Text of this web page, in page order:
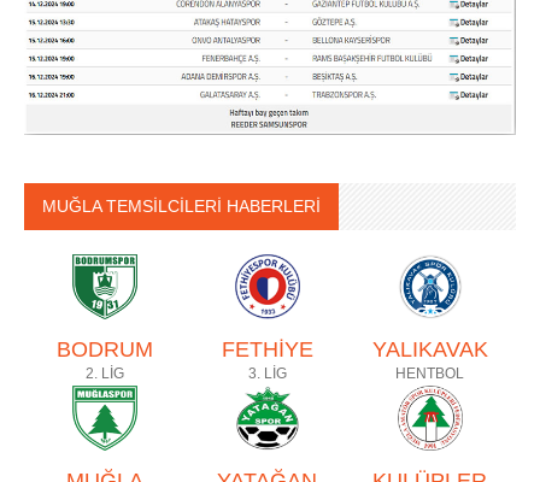
MUĞLA TEMSİLCİLERİ HABERLERİ
BODRUM
2. LİG
FETHİYE
3. LİG
YALIKAVAK
HENTBOL